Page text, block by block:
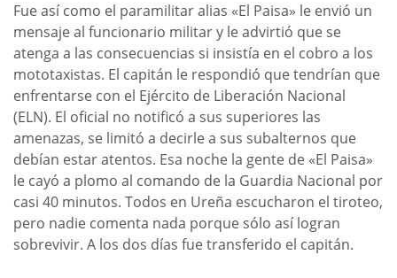
Fue así como el paramilitar alias «El Paisa» le envió un
mensaje al funcionario militar y le advirtió que se
atenga a las consecuencias si insistía en el cobro a los
mototaxistas. El capitán le respondió que tendrían que
enfrentarse con el Ejército de Liberación Nacional
(ELN). El oficial no notificó a sus superiores las
amenazas, se limitó a decirle a sus subalternos que
debían estar atentos. Esa noche la gente de «El Paisa»
le cayó a plomo al comando de la Guardia Nacional por
casi 40 minutos. Todos en Ureña escucharon el tiroteo,
pero nadie comenta nada porque sólo así logran
sobrevivir. A los dos días fue transferido el capitán.